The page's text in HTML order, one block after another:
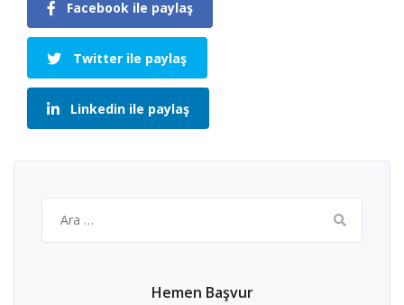
Facebook ile paylaş
Twitter ile paylaş
Linkedin ile paylaş
Hemen Başvur